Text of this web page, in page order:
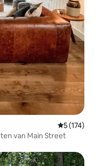
5 (174)
van Main Street